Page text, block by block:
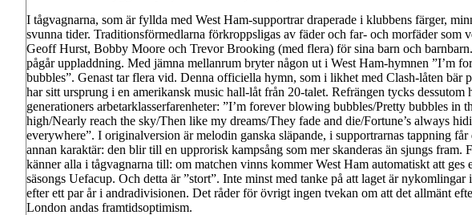
I tågvagnarna, som är fyllda med West Ham-supportrar draperade i klubbens färger,
svunna tider. Traditionsförmedlarna förkroppsligas av fäder och far- och morfäder som
Geoff Hurst, Bobby Moore och Trevor Brooking (med flera) för sina barn och
pågår uppladdning. Med jämna mellanrum bryter någon ut i West Ham-hymnen ”I’m
bubbles”. Genast tar flera vid. Denna officiella hymn, som i likhet med Clash-låten bär
har sitt ursprung i en amerikansk music hall-låt från 20-talet. Refrängen tycks dessutom
generationers arbetarklasserfarenheter: ”I’m forever blowing bubbles/Pretty bubbles in
high/Nearly reach the sky/Then like my dreams/They fade and die/Fortune’s always
everywhere”. I originalversion är melodin ganska släpande, i supportrarnas tappning får
annan karaktär: den blir till en upprorisk kampsång som mer skanderas än sjungs fram.
känner alla i tågvagnarna till: om matchen vinns kommer West Ham automatiskt att ges
säsongs Uefacup. Och detta är ”stort”. Inte minst med tanke på att laget är nykomlingar
efter ett par år i andradivisionen. Det råder för övrigt ingen tvekan om att det allmänt
London andas framtidsoptimism.